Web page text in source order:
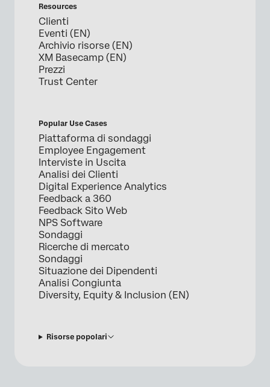
Resources
Clienti
Eventi (EN)
Archivio risorse (EN)
XM Basecamp (EN)
Prezzi
Trust Center
Popular Use Cases
Piattaforma di sondaggi
Employee Engagement
Interviste in Uscita
Analisi dei Clienti
Digital Experience Analytics
Feedback a 360
Feedback Sito Web
NPS Software
Sondaggi
Ricerche di mercato
Sondaggi
Situazione dei Dipendenti
Analisi Congiunta
Diversity, Equity & Inclusion (EN)
Risorse popolari